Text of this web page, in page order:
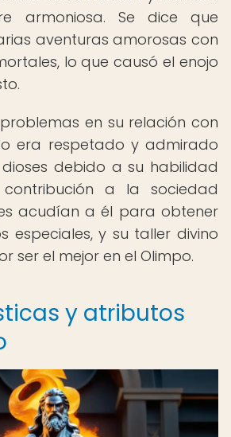
armoniosa. Se dice que
aventuras amorosas con
lo que causó el enojo
en su relación con
era respetado y admirado
debido a su habilidad
a la sociedad
acudían a él para obtener
especiales, y su taller divino
ser el mejor en el Olimpo.
y atributos